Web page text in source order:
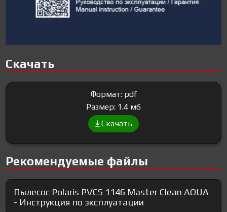
Скачать
Формат: pdf
Размер: 1.4 мб
Скачать
Рекомендуемые файлы
Пылесос Polaris PVCS 1146 Master Clean AQUA
- Инструкция по эксплуатации